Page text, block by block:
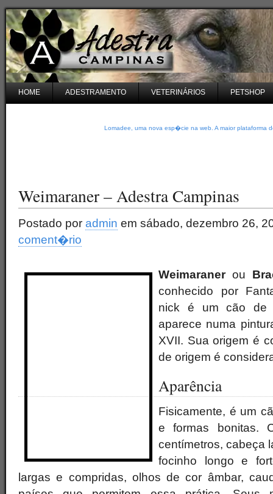
HOME ADESTRAMENTO VETERINÁRIOS PETSHOP
Lomadee, uma nova esp�cie na web. A maior plataforma
Weimaraner – Adestra Campinas
Postado por admin em sábado, dezembro 26,
coment�rio
Weimaranerou
conhecido por
nick é um cão de
aparece numa
XVII. Sua origem é
de origem é
Aparência
Fisicamente, é um
e formas bonitas.
centímetros, cabeça
focinho longo e
largas e compridas, olhos de cor âmbar,